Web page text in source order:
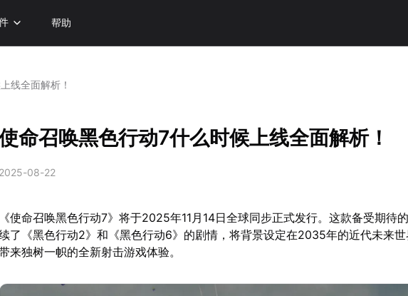
帮助
线全面解析！
命召唤黑色行动7什么时候上线全面解析！
2025-08-22
《使命召唤黑色行动7》将于2025年11月14日全球同步正式发行。这款备受期待
了《黑色行动2》和《黑色行动6》的剧情，将背景设定在2035年的近代未来
来独树一帜的全新射击游戏体验。